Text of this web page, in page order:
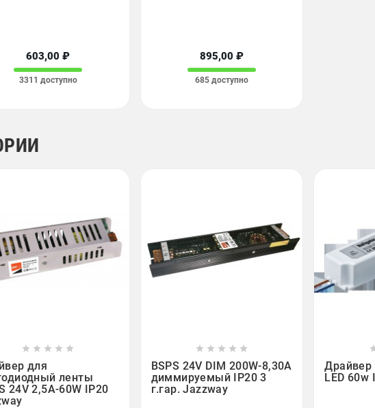
603,00 ₽
3311 доступно
895,00 ₽
685 доступно
    
для
ленты
24V 2,5A-60W IP20
    
BSPS 24V DIM 200W-8,30A
диммируемый IP20 3
г.гар. Jazzway
Драйвер
LED 60w